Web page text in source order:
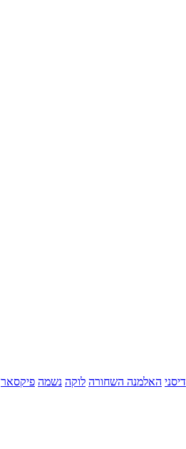
דיסני האלמנה השחורה לוקה נשמה פיקסאר